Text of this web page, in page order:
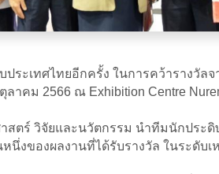
ะเทศไทยอีกครั้ง ในการคว้ารางวัล
ตุลาคม 2566 ณ Exhibition Centre
ตร์ วิจัยและนวัตกรรม นำทีมนักประ
งของผลงานที่ได้รับรางวัล ในระดับเ